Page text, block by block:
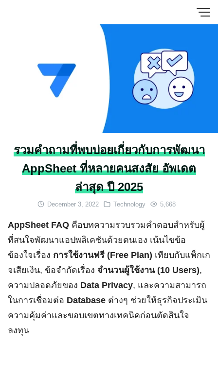
รวมคำถามที่พบบ่อยเกี่ยวกับการพัฒนา
AppSheet ที่หลายคนสงสัย อัพเดต
ล่าสุด ปี 2025
December 3, 2022 Technology 5,668
AppSheet FAQ คือบทความรวบรวมคำตอบสำหรับผู้
ที่สนใจพัฒนาแอปพลิเคชันด้วยตนเอง เน้นไขข้อ
ข้องใจเรื่อง การใช้งานฟรี (Free Plan) เทียบกับแพ็กเก
จเสียเงิน, ข้อจำกัดเรื่อง จำนวนผู้ใช้งาน (10 Users),
ความปลอดภัยของ Data Privacy, และความสามารถ
ในการเชื่อมต่อ Database ต่างๆ ช่วยให้ธุรกิจประเมิน
ความคุ้มค่าและขอบเขตทางเทคนิคก่อนตัดสินใจ
ลงทุน